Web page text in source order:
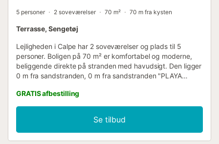
5 personer 2 soveværelser 70 m² 70 m fra kysten
Terrasse, Sengetøj
Lejligheden i Calpe har 2 soveværelser og plads til 5
personer. Boligen på 70 m² er komfortabel og moderne,
beliggende direkte på stranden med havudsigt. Den ligger
0 m fra sandstranden, 0 m fra sandstranden "PLAYA
byen, 300 m fra byen, 100 km fra lufthavnen "EL ALTET -
ALICANTE" og er beliggende i et ideelt område for familier
og ved havet. Den har elevator, terrasse, strygejern,
internetadgang (wifi), fælles swimmingpool, fjernsyn. Det
åbne køkken med kogeplader er udstyret med køleskab,
GRATIS afbestilling
Se tilbud